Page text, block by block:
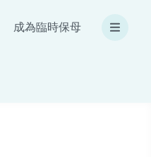
成為臨時保母